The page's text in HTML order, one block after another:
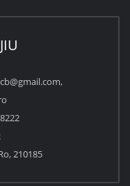
210185